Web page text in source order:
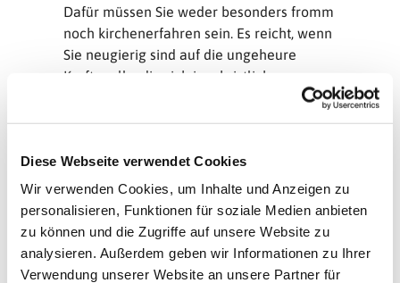
Diese Webseite verwendet Cookies
Wir verwenden Cookies, um Inhalte und Anzeigen zu
personalisieren, Funktionen für soziale Medien anbieten
zu können und die Zugriffe auf unsere Website zu
analysieren. Außerdem geben wir Informationen zu Ihrer
Verwendung unserer Website an unsere Partner für
Dafür müssen Sie weder besonders fromm
noch kirchenerfahren sein. Es reicht, wenn
Sie neugierig sind auf die ungeheure
Kraftquelle, die sich im christlichen
einen festen Ablauf, der aus sieben
Schritten besteht. Die ersten Treffen führen
in die Schritte ein, die teilweise in großer
Runde, teilweise in kleinen Gruppen
stattfinden. Danach wiederholen sich die
Abende, nicht inhaltlich aber von der